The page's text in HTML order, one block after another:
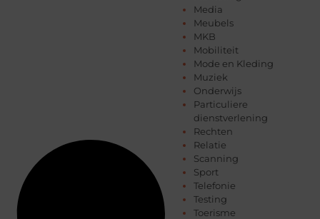
Media
Meubels
MKB
Mobiliteit
Mode en Kleding
Muziek
Onderwijs
Particuliere
dienstverlening
Rechten
Relatie
Scanning
Sport
Telefonie
Testing
Toerisme